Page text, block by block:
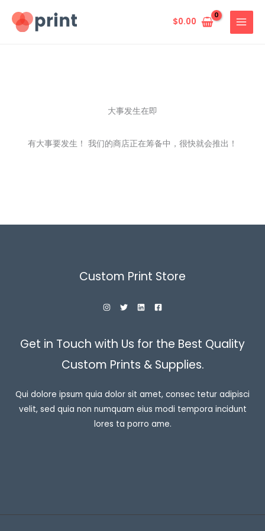
$0.00
大事发生在即
有大事要发生！ 我们的商店正在筹备中，很快就会推出！
Custom Print Store
Get in Touch with Us for the Best Quality
Custom Prints & Supplies.
Qui dolore ipsum quia dolor sit amet, consec tetur adipisci
velit, sed quia non numquam eius modi tempora incidunt
lores ta porro ame.